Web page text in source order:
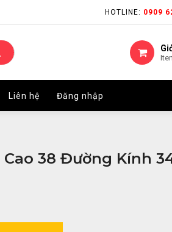
HOTLINE: 0909
Liên hệ Đăng nhập
HOTLINE: 0909
Liên hệ Đăng nhập
Cao 38 Đường Kính